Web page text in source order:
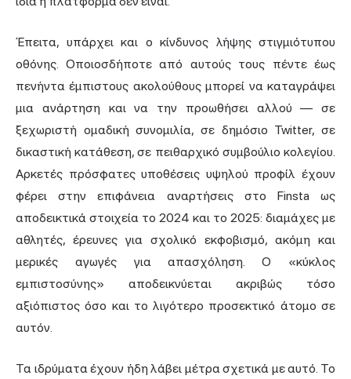
Έπειτα, υπάρχει και ο κίνδυνος λήψης στιγμιότυπου
οθόνης. Οποιοσδήποτε από αυτούς τους πέντε έως
πενήντα έμπιστους ακολούθους μπορεί να καταγράψει
μια ανάρτηση και να την προωθήσει αλλού — σε
ξεχωριστή ομαδική συνομιλία, σε δημόσιο Twitter, σε
δικαστική κατάθεση, σε πειθαρχικό συμβούλιο κολεγίου.
Αρκετές πρόσφατες υποθέσεις υψηλού προφίλ έχουν
φέρει στην επιφάνεια αναρτήσεις στο Finsta ως
αποδεικτικά στοιχεία το 2024 και το 2025: διαμάχες με
αθλητές, έρευνες για σχολικό εκφοβισμό, ακόμη και
μερικές αγωγές για απασχόληση. Ο «κύκλος
εμπιστοσύνης» αποδεικνύεται ακριβώς τόσο
αξιόπιστος όσο και το λιγότερο προσεκτικό άτομο σε
αυτόν.
Τα ιδρύματα έχουν ήδη λάβει μέτρα σχετικά με αυτό. Το